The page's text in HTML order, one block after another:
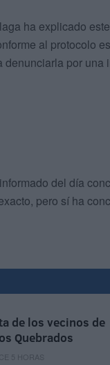
ha explicado
al protocolo
denunciarla por
del día
pero sí ha
de los vecinos de
Quebrados
5 HORAS